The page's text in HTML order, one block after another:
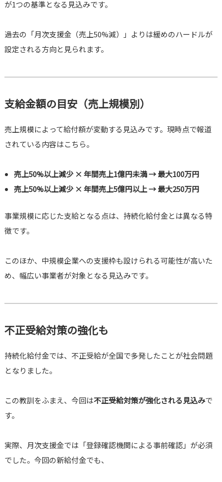
が1つの基準となる見込みです。
過去の「月次支援金（売上50%減）」よりは緩めのハードルが
設定される方向と見られます。
支給金額の目安（売上規模別）
売上規模によって給付額が変動する見込みです。現時点で報道
されている内容はこちら。
売上50%以上減少 × 年間売上1億円未満 → 最大100万円
売上50%以上減少 × 年間売上5億円以上 → 最大250万円
事業規模に応じた支給となる点は、持続化給付金とは異なる特
徴です。
このほか、中規模企業への支援枠も設けられる可能性が高いた
め、幅広い事業者が対象となる見込みです。
不正受給対策の強化も
持続化給付金では、不正受給が全国で多発したことが社会問題
となりました。
この教訓をふまえ、今回は不正受給対策が強化される見込みで
す。
実際、月次支援金では「登録確認機関による事前確認」が必須
でした。今回の新給付金でも、